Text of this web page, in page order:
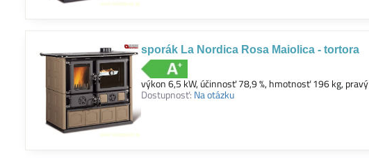
sporák La Nordica Rosa Maiolica - tortora
výkon 6,5 kW, účinnosť 78,9 %, hmotnosť 196 kg, pravý
Dostupnosť: Na otázku